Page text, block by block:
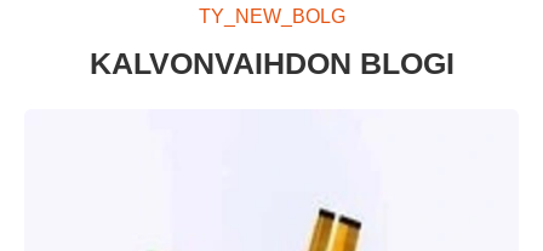
TY_NEW_BOLG
KALVONVAIHDON BLOGI